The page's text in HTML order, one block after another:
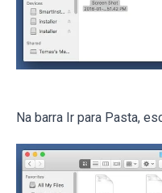
Na barra Ir para Pasta,